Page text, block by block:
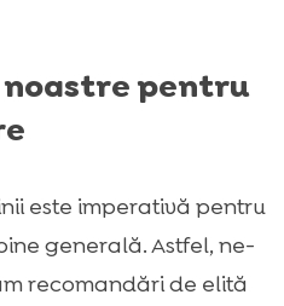
pentru
este imperativă pentru
generală. Astfel, ne-
recomandări de elită